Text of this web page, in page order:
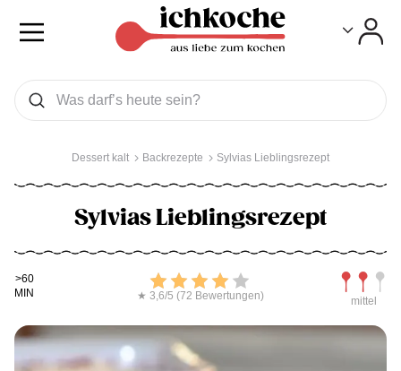
Was wollen Sie suchen
Suchen
Dessert kalt Backrezepte Sylvias Lieblingsrezept
Sylvias Lieblingsrezept
Kochdauer
>60
MIN
Bewerten
★ 3,6/5 (72 Bewertungen) mittel